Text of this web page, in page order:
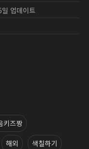
업데이트
키즈짱
해외 색칠하기